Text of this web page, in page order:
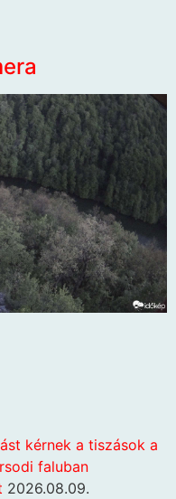
kérnek a tiszások a
faluban
2026.08.09.